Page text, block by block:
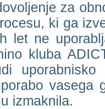
za
ki ga
let ne
kluba
izmaknila.